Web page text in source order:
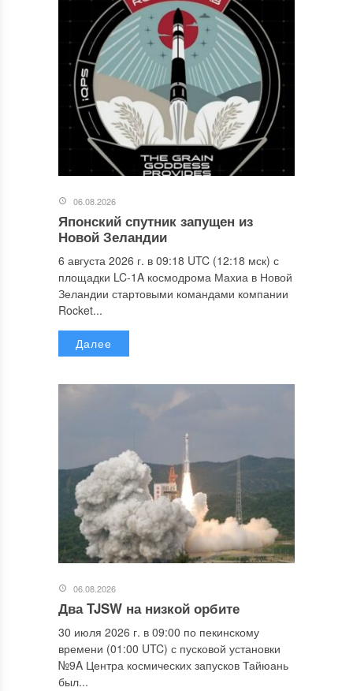
06.08.2026
Японский спутник запущен из
Новой Зеландии
6 августа 2026 г. в 09:18 UTC (12:18 мск) с
площадки LC-1A космодрома Махиа в Новой
Зеландии стартовыми командами компании
Rocket...
Далее
06.08.2026
Два TJSW на низкой орбите
30 июля 2026 г. в 09:00 по пекинскому
времени (01:00 UTC) с пусковой установки
№9A Центра космических запусков Тайюань
был...